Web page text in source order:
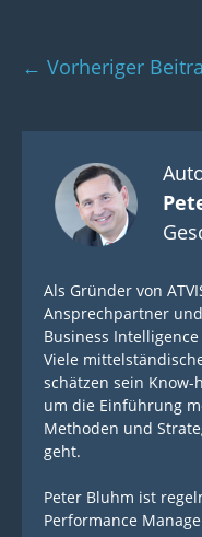
Beitragsnavigation
← Vorheriger
Als Gründer von
Ansprechpartner
Business
Viele
schätzen sein
um die Einführung
Methoden und
geht.
Peter Bluhm ist
Performance